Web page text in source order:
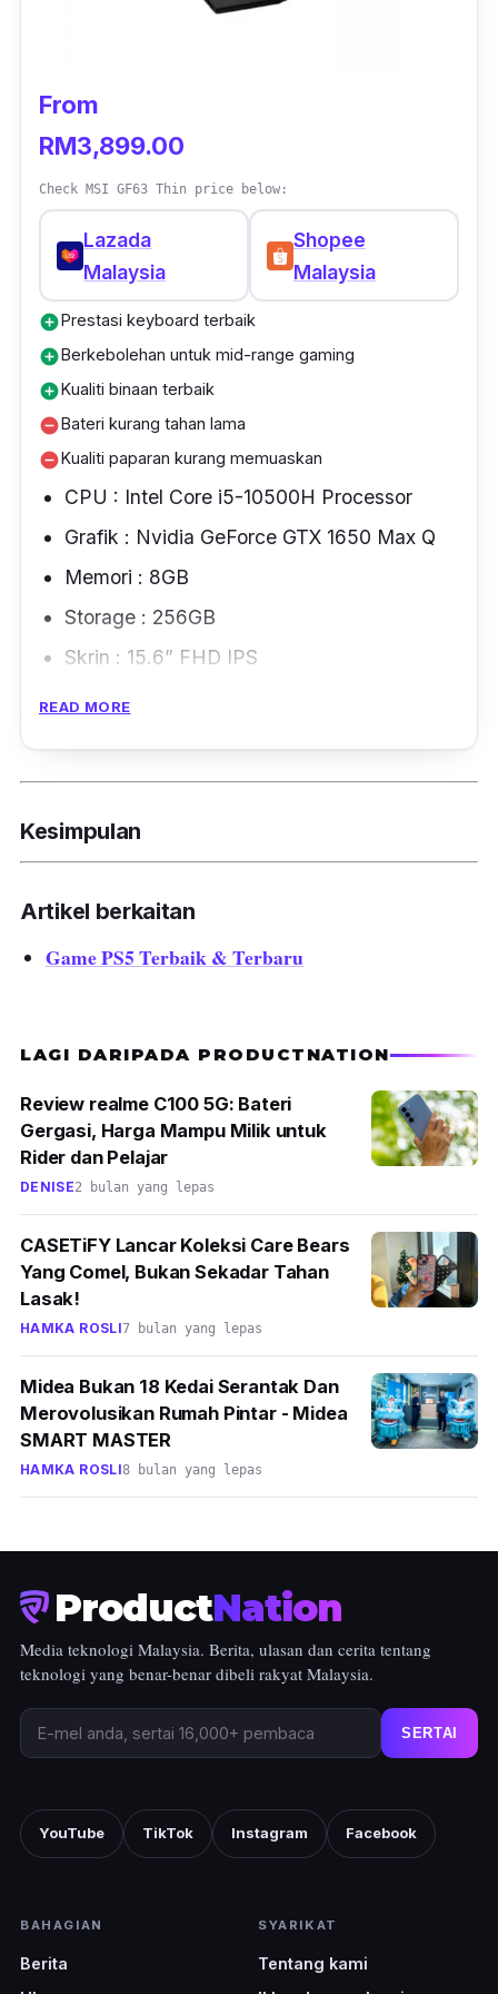
From
RM3,899.00
Check MSI GF63 Thin price below:
Lazada
Malaysia
Shopee
Malaysia
add_circlePrestasi keyboard terbaik
add_circleBerkebolehan untuk mid-range gaming
add_circleKualiti binaan terbaik
remove_circleBateri kurang tahan lama
remove_circleKualiti paparan kurang memuaskan
CPU : Intel Core i5-10500H Processor
Grafik : Nvidia GeForce GTX 1650 Max Q
Memori : 8GB
Storage : 256GB
Skrin : 15.6” FHD IPS
Berat : 1.86kg
Material yang digunakan untuk laptop MSI
Thin GF63 ini adalah plastik dan brush
aluminium. Apa yang menjadi masalah,
bahagian brush aluminium meninggalkan
untuk sentiasa lap selepas menggunakannya.
Lebih menarik lagi, jika dilihat dari semua
kumpulan laptop gaming bajet.
Bahagian papan kekunci pula, sangat efektif
kerana jarak butang antara butang yang lain
sangat dekat dimana memudahkan anda
untuk menaip atau bermain game yang
menggunakan papan kekunci dengan cepat.
Namun, malangnya untuk
I/O Connection
laptop MSI Thin GF63 ini tidak mempunyai
tapi itu tidak menjadi masalah
jika anda jarang menggunakannya.
Tapi apa yang penting, ketika bermain game
Max, mungkin akan sedikitlagging.
READ MORE
Kesimpulan
Artikel berkaitan
Game PS5 Terbaik & Terbaru
LAGI DARIPADA PRODUCTNATION
Review realme C100 5G: Bateri
Gergasi, Harga Mampu Milik untuk
Rider dan Pelajar
DENISE2 bulan yang lepas
CASETiFY Lancar Koleksi Care Bears
Yang Comel, Bukan Sekadar Tahan
Lasak!
HAMKA ROSLI7 bulan yang lepas
Midea Bukan 18 Kedai Serantak Dan
Merovolusikan Rumah Pintar - Midea
SMART MASTER
HAMKA ROSLI8 bulan yang lepas
ProductNation
Media teknologi Malaysia. Berita, ulasan dan cerita tentang
teknologi yang benar-benar dibeli rakyat Malaysia.
SERTAI
YouTube TikTok Instagram Facebook
BAHAGIAN
Berita
SYARIKAT
Tentang kami